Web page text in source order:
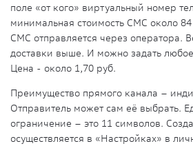
поле «от кого» виртуальный номер
минимальная стоимость СМС около
СМС отправляется через оператора.
доставки выше. И можно задать
Цена - около 1,70 руб.
Преимущество прямого канала –
Отправитель может сам её выбрать.
ограничение – это 11 символов.
осуществляется в «Настройках» в